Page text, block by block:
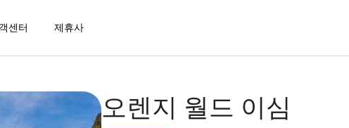
센터 제휴사
오렌지 월드 이심